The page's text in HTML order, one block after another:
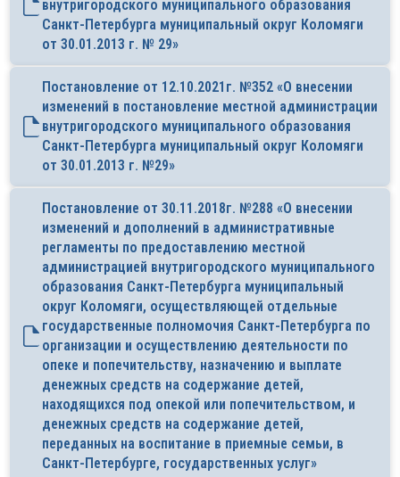
внутригородского муниципального образования
Санкт-Петербурга муниципальный округ Коломяги
от 30.01.2013 г. № 29»
Постановление от 12.10.2021г. №352 «О внесении
изменений в постановление местной администрации
внутригородского муниципального образования
Санкт-Петербурга муниципальный округ Коломяги
от 30.01.2013 г. №29»
Постановление от 30.11.2018г. №288 «О внесении
изменений и дополнений в административные
регламенты по предоставлению местной
администрацией внутригородского муниципального
образования Санкт-Петербурга муниципальный
округ Коломяги, осуществляющей отдельные
государственные полномочия Санкт-Петербурга по
организации и осуществлению деятельности по
опеке и попечительству, назначению и выплате
денежных средств на содержание детей,
находящихся под опекой или попечительством, и
денежных средств на содержание детей,
переданных на воспитание в приемные семьи, в
Санкт-Петербурге, государственных услуг»